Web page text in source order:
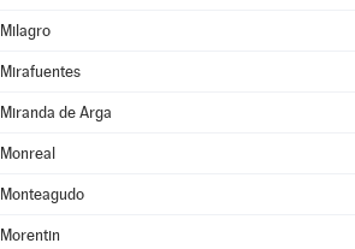
Milagro
Mirafuentes
Miranda de Arga
Monreal
Monteagudo
Morentin